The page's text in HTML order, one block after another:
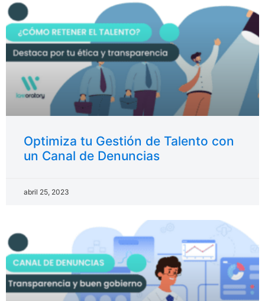
Optimiza tu Gestión de Talento con
un Canal de Denuncias
abril 25, 2023